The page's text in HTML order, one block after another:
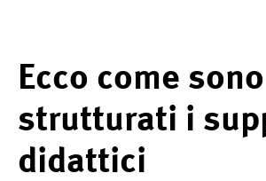
Ecco come sono
strutturati i
didattici